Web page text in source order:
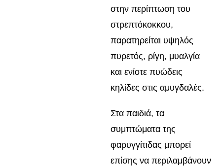
στην περίπτωση του
στρεπτόκοκκου,
παρατηρείται υψηλός
πυρετός, ρίγη, μυαλγία
και ενίοτε πυώδεις
κηλίδες στις αμυγδαλές.
Στα παιδιά, τα
συμπτώματα της
φαρυγγίτιδας μπορεί
επίσης να περιλαμβάνουν